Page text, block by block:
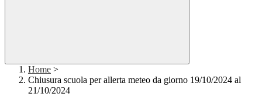
Home >
Chiusura scuola per allerta meteo da giorno 19/10/2024 al
21/10/2024